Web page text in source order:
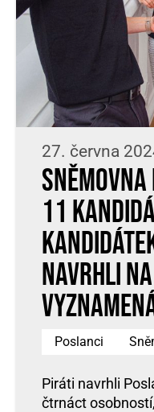
27. června
11
navrhli
Poslanci
Piráti navrhli
čtrnáct